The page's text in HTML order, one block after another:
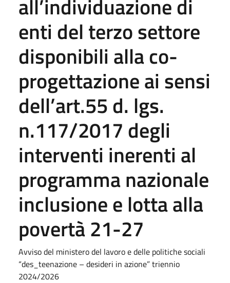
all’individuazione di
enti del terzo settore
disponibili alla co-
progettazione ai sensi
dell’art.55 d. lgs.
n.117/2017 degli
interventi inerenti al
programma nazionale
inclusione e lotta alla
povertà 21-27
Avviso del ministero del lavoro e delle politiche sociali
“des_teenazione – desideri in azione” triennio
2024/2026